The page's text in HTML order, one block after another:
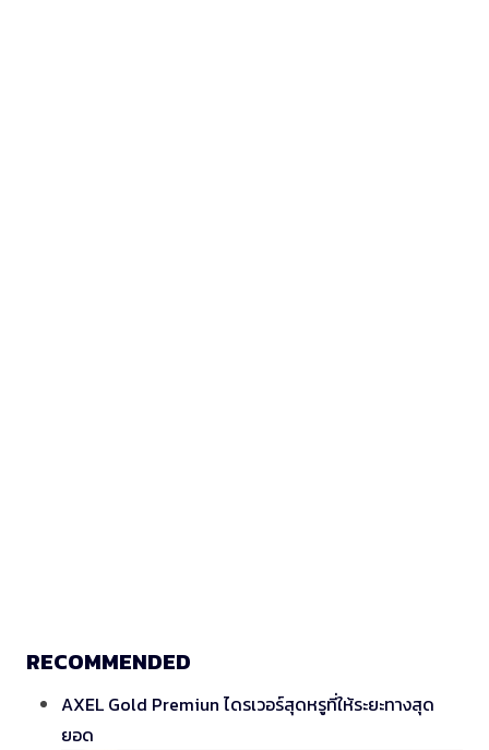
RECOMMENDED
AXEL Gold Premiun ไดรเวอร์สุดหรูที่ให้ระยะทางสุด
ยอด